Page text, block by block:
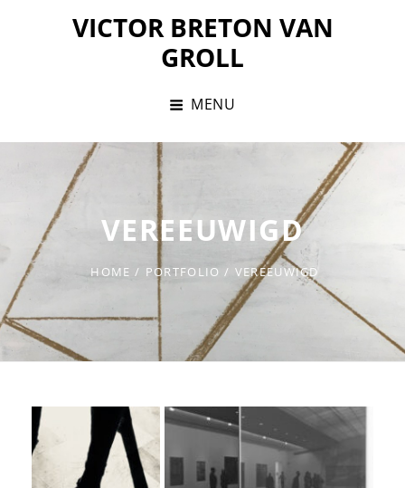
VICTOR BRETON VAN
GROLL
MENU
VEREEUWIGD
HOME / PORTFOLIO / VEREEUWIGD